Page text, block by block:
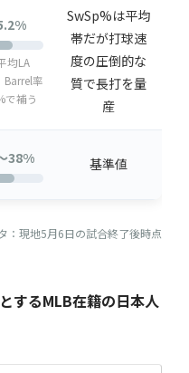
均LA
Barrel率
で補う
SwSp%は平均
帯だが打球速
度の圧倒的な
質で長打を量
産
38% 基準値
：現地5月6日の試合終了後時点
するMLB在籍の日本人